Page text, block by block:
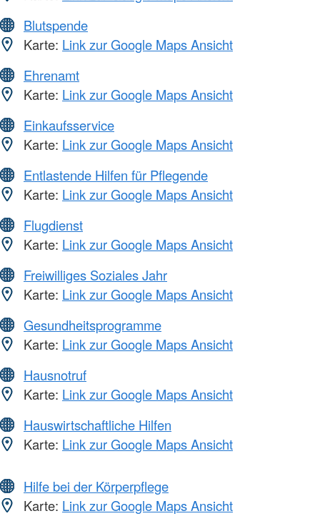
Blutspende
Karte: Link zur Google Maps Ansicht
Ehrenamt
Karte: Link zur Google Maps Ansicht
Einkaufsservice
Karte: Link zur Google Maps Ansicht
Entlastende Hilfen für Pflegende
Karte: Link zur Google Maps Ansicht
Flugdienst
Karte: Link zur Google Maps Ansicht
Freiwilliges Soziales Jahr
Karte: Link zur Google Maps Ansicht
Gesundheitsprogramme
Karte: Link zur Google Maps Ansicht
Hausnotruf
Karte: Link zur Google Maps Ansicht
Hauswirtschaftliche Hilfen
Karte: Link zur Google Maps Ansicht
Hilfe bei der Körperpflege
Karte: Link zur Google Maps Ansicht